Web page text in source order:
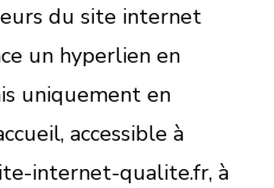
du site internet
un hyperlien en
uniquement en
accessible à
internet-qualite.fr, à